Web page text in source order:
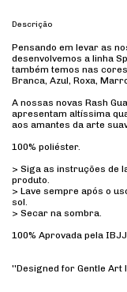
Descrição
Pensando em levar as
desenvolvemos a linha
também temos nas
Branca, Azul, Roxa,
A nossas novas Rash
apresentam altíssima
aos amantes da arte
100% poliéster.
> Siga as instruções de
produto.
> Lave sempre após o
sol.
> Secar na sombra.
100% Aprovada pela
''Designed for Gentle Art